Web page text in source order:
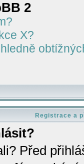
2
X?
Registrace a
Před